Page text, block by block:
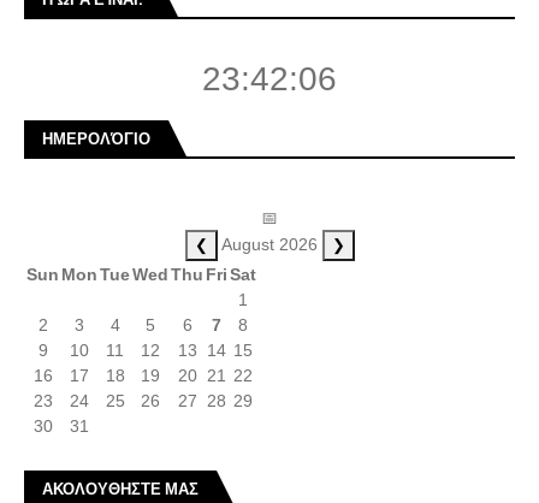
23:42:07
ΗΜΕΡΟΛΌΓΙΟ
📅
❮ August 2026 ❯
Sun MonTueWedThu FriSat
1
2
3 4 5 6 7
8
9
10 11 12 13 14 15
16
17 18 19 20 21 22
23
24 25 26 27 28 29
30
31
ΑΚΟΛΟΥΘΗΣΤΕ ΜΑΣ